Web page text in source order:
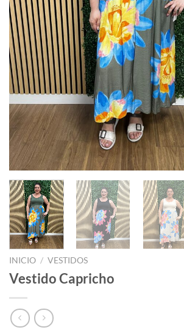
INICIO / VESTIDOS
Vestido Capricho